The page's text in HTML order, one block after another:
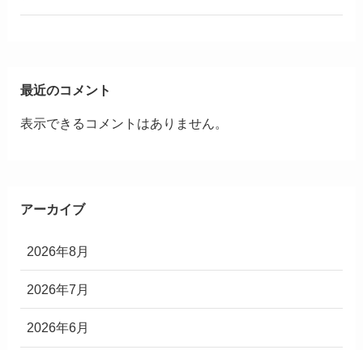
最近のコメント
表示できるコメントはありません。
アーカイブ
2026年8月
2026年7月
2026年6月